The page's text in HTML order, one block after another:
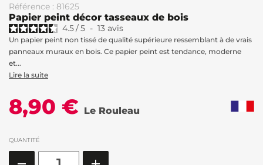
Référence : 81625
Papier peint décor tasseaux de bois
4.5/5 - 13 avis
Un papier peint non tissé de qualité supérieure ressemblant à de vrais
panneaux muraux en bois. Ce papier peint est tendance, moderne
et...
Lire la suite
8,90 € Le Rouleau
QUANTITÉ